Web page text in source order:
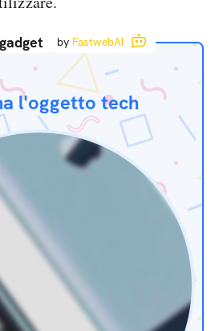
by FastwebAI
l'oggetto tech